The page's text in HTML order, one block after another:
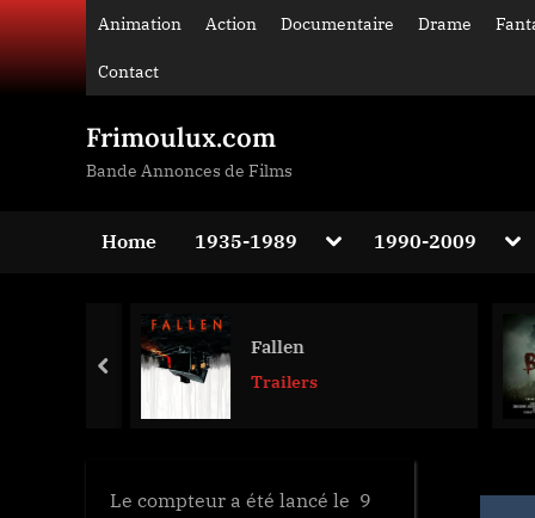
Skip
to
content
Animation Action Documentaire Drame
Contact
Frimoulux.com
Bande Annonces de Films
Home 1935-1989 Toggle
Toggle
Toggle
1990-2009
Fallen
Trailers
prev
Le compteur a été lancé le 9